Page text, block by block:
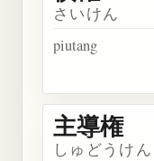
さいけん
piutang
主導権
しゅどうけん